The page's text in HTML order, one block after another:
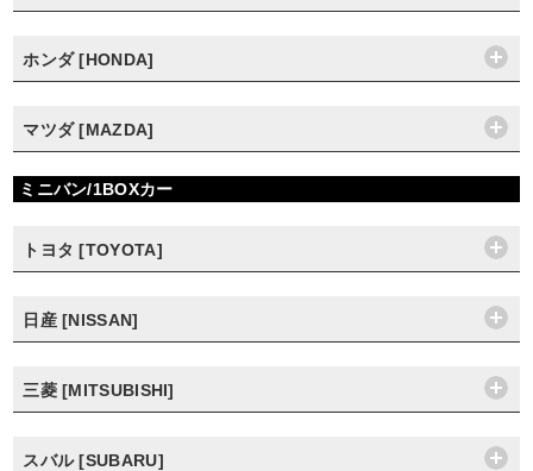
ホンダ [HONDA]
マツダ [MAZDA]
ミニバン/1BOXカー
トヨタ [TOYOTA]
日産 [NISSAN]
三菱 [MITSUBISHI]
スバル [SUBARU]